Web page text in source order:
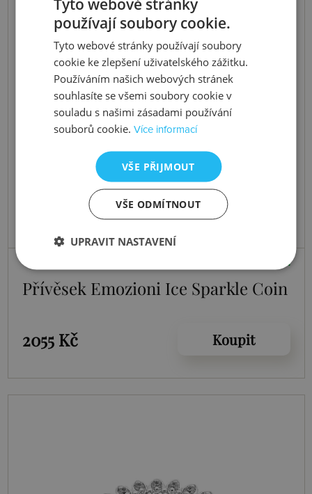
Skladem
Přívěsek Emozioni Ice Sparkle Coin
2055 Kč Koupit
používají soubory cookie.
Tyto webové stránky používají soubory
cookie ke zlepšení uživatelského zážitku.
Používáním našich webových stránek
souhlasíte se všemi soubory cookie v
souladu s našimi zásadami používání
souborů cookie.Více informací
VŠE PŘIJMOUT
VŠE ODMÍTNOUT
UPRAVIT NASTAVENÍ